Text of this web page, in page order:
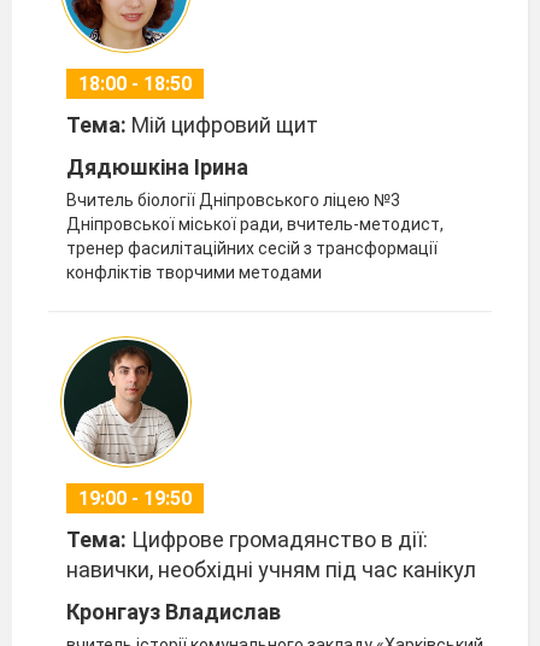
18:00 - 18:50
Тема: Мій цифровий щит
Дядюшкіна Ірина
Вчитель біології Дніпровського ліцею №3
Дніпровської міської ради, вчитель-методист,
тренер фасилітаційних сесій з трансформації
конфліктів творчими методами
19:00 - 19:50
Тема: Цифрове громадянство в дії:
навички, необхідні учням під час канікул
Кронгауз Владислав